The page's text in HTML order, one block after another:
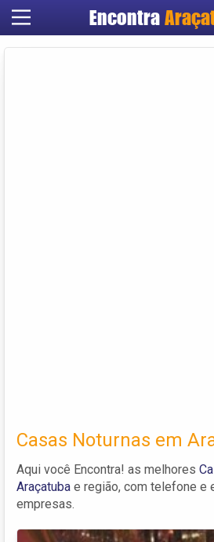
Encontra
Casas Noturnas em
Aqui você Encontra! as melhores
Araçatuba e região, com telefone e
empresas.